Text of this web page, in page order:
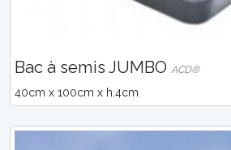
Bac à semis JUMBO ACD®
40cm x 100cm x h.4cm